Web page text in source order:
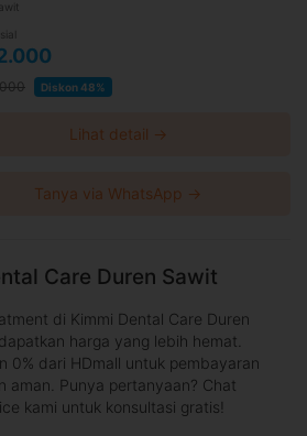
Diskon 48%
Lihat detail →
Tanya via WhatsApp →
Care Duren Sawit
di Kimmi Dental Care Duren
harga yang lebih hemat.
0% dari HDmall untuk pembayaran
aman. Punya pertanyaan? Chat
kami untuk konsultasi gratis!